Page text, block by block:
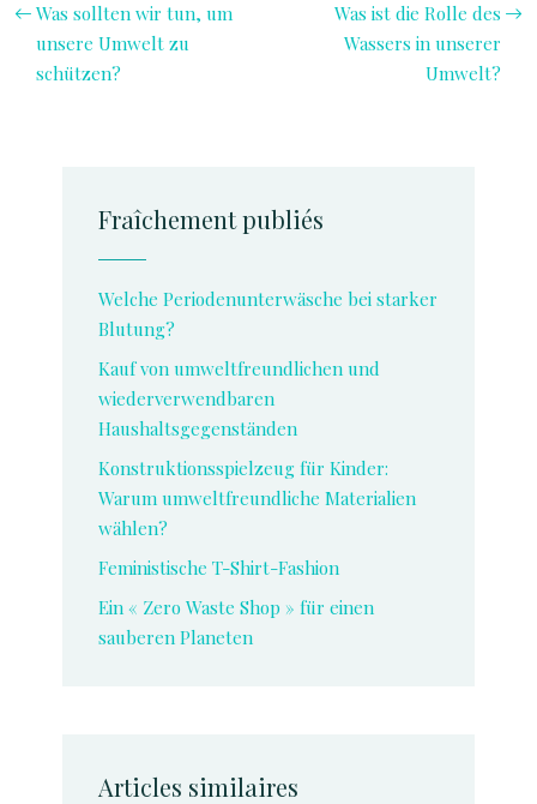
Was sollten wir tun, um
unsere Umwelt zu
schützen?
Was ist die Rolle des
Wassers in unserer
Umwelt?
Fraîchement publiés
Welche Periodenunterwäsche bei starker
Blutung?
Kauf von umweltfreundlichen und
wiederverwendbaren
Haushaltsgegenständen
Konstruktionsspielzeug für Kinder:
Warum umweltfreundliche Materialien
wählen?
Feministische T-Shirt-Fashion
Ein « Zero Waste Shop » für einen
sauberen Planeten
Articles similaires